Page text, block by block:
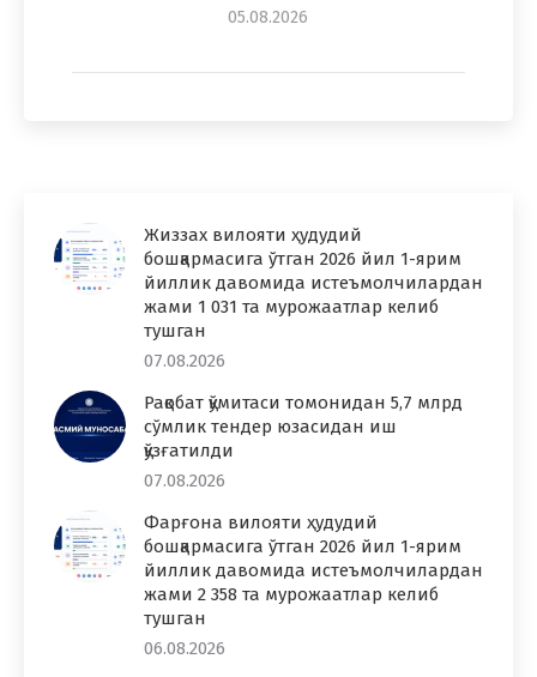
05.08.2026
Жиззах вилояти ҳудудий
бошқармасига ўтган 2026 йил 1-ярим
йиллик давомида истеъмолчилардан
жами 1 031 та мурожаатлар келиб
тушган
07.08.2026
Рақобат қўмитаси томонидан 5,7 млрд
сўмлик тендер юзасидан иш
қўзғатилди
07.08.2026
Фарғона вилояти ҳудудий
бошқармасига ўтган 2026 йил 1-ярим
йиллик давомида истеъмолчилардан
жами 2 358 та мурожаатлар келиб
тушган
06.08.2026